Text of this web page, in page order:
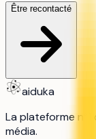
Être recontacté
aiduka
La plateforme
média.